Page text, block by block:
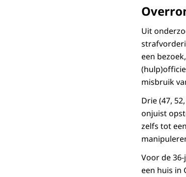
Uit
een
misbruik
Drie (47,
onjuist
zelfs tot
Voor de
een huis in